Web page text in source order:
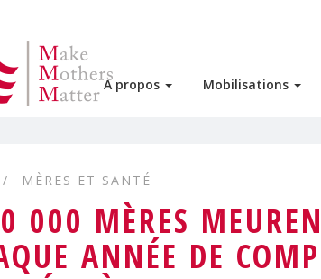
A propos Mobilisations
MÈRES ET SANTÉ
000 MÈRES
ANNÉE DE